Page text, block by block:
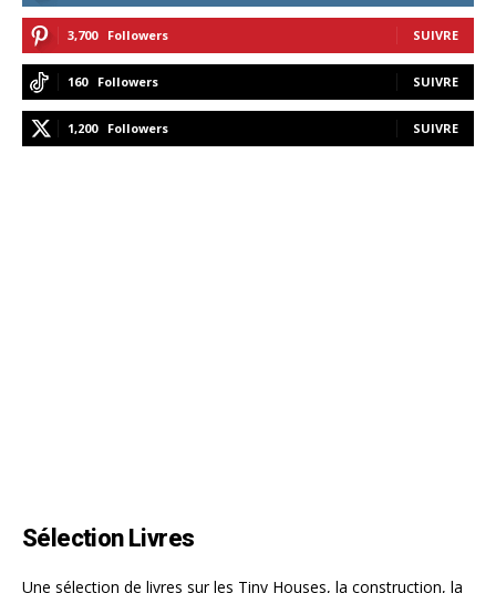
3,700 Followers SUIVRE
160 Followers SUIVRE
1,200 Followers SUIVRE
Sélection Livres
Une sélection de livres sur les Tiny Houses, la construction, la